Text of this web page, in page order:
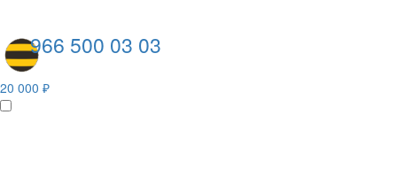
966 500 03 03
20 000 ₽